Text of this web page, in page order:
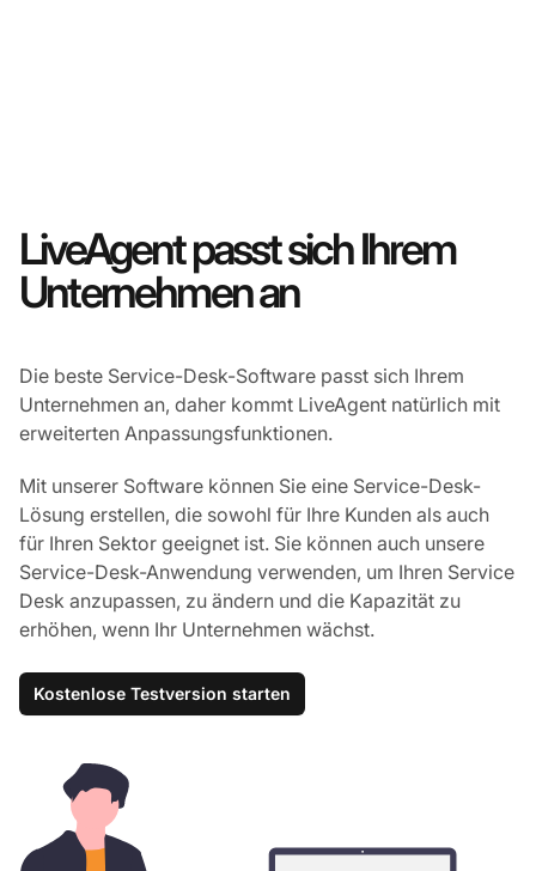
LiveAgent passt sich Ihrem
Unternehmen an
Die beste Service-Desk-Software passt sich Ihrem
Unternehmen an, daher kommt LiveAgent natürlich mit
erweiterten Anpassungsfunktionen.
Mit unserer Software können Sie eine Service-Desk-
Lösung erstellen, die sowohl für Ihre Kunden als auch
für Ihren Sektor geeignet ist. Sie können auch unsere
Service-Desk-Anwendung verwenden, um Ihren Service
Desk anzupassen, zu ändern und die Kapazität zu
erhöhen, wenn Ihr Unternehmen wächst.
Kostenlose Testversion starten